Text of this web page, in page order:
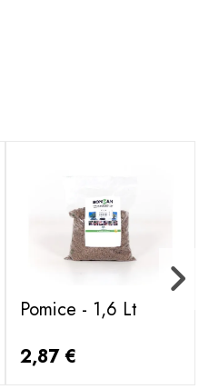
Pomice - 1,6 Lt
2,87 €